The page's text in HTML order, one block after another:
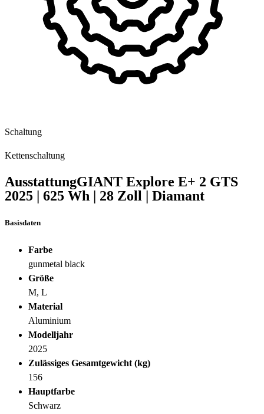
Schaltung
Kettenschaltung
AusstattungGIANT Explore E+ 2 GTS
2025 | 625 Wh | 28 Zoll | Diamant
Basisdaten
Farbe
gunmetal black
Größe
M, L
Material
Aluminium
Modelljahr
2025
Zulässiges Gesamtgewicht (kg)
156
Hauptfarbe
Schwarz